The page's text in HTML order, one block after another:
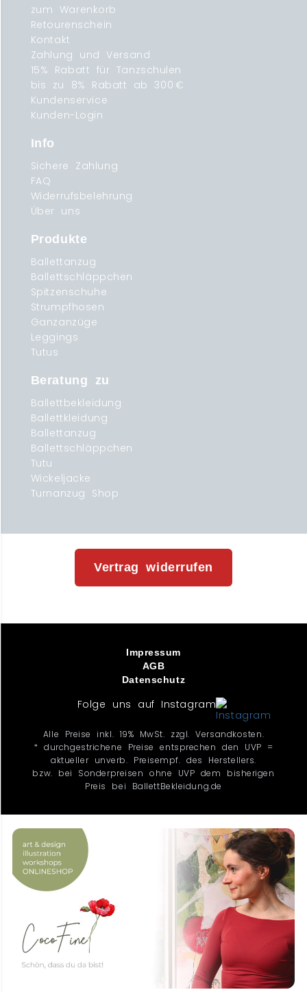
zum Warenkorb
Retourenschein
Kontakt
Zahlung und Versand
15% Rabatt für Tanzschulen
bis zu 8% Rabatt ab 300 €
Kundenservice
Kunden-Login
Info
Sichere Zahlung
FAQ
Widerrufsbelehrung
Über uns
Produkte
Ballettanzug
Ballettschläppchen
Spitzenschuhe
Strumpfhosen
Ganzanzüge
Leggings
Tutus
Beratung zu
Ballettbekleidung
Ballettkleidung
Ballettanzug
Ballettschläppchen
Tutu
Wickeljacke
Turnanzug Shop
Vertrag widerrufen
Impressum
AGB
Datenschutz
Folge uns auf Instagram
Alle Preise inkl. 19% MwSt. zzgl. Versandkosten.
* durchgestrichene Preise entsprechen den UVP =
aktueller unverb. Preisempf. des Herstellers.
bzw. bei Sonderpreisen ohne UVP dem bisherigen
Preis bei BallettBekleidung.de